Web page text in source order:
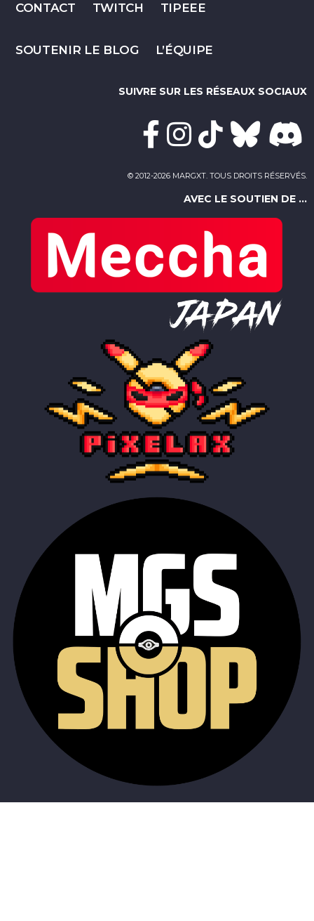
CONTACT TWITCH TIPEEE
SOUTENIR LE BLOG L’ÉQUIPE
SUIVRE SUR LES RÉSEAUX SOCIAUX
© 2012-2026 MARGXT. TOUS DROITS RÉSERVÉS.
AVEC LE SOUTIEN DE ...